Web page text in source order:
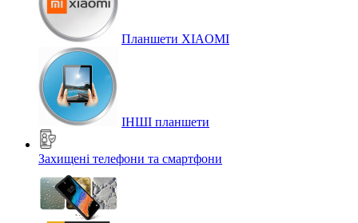
Планшети XIAOMI
ІНШІ планшети
Захищені телефони та смартфони